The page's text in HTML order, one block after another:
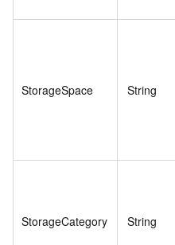
StorageSpace String
StorageCategory String